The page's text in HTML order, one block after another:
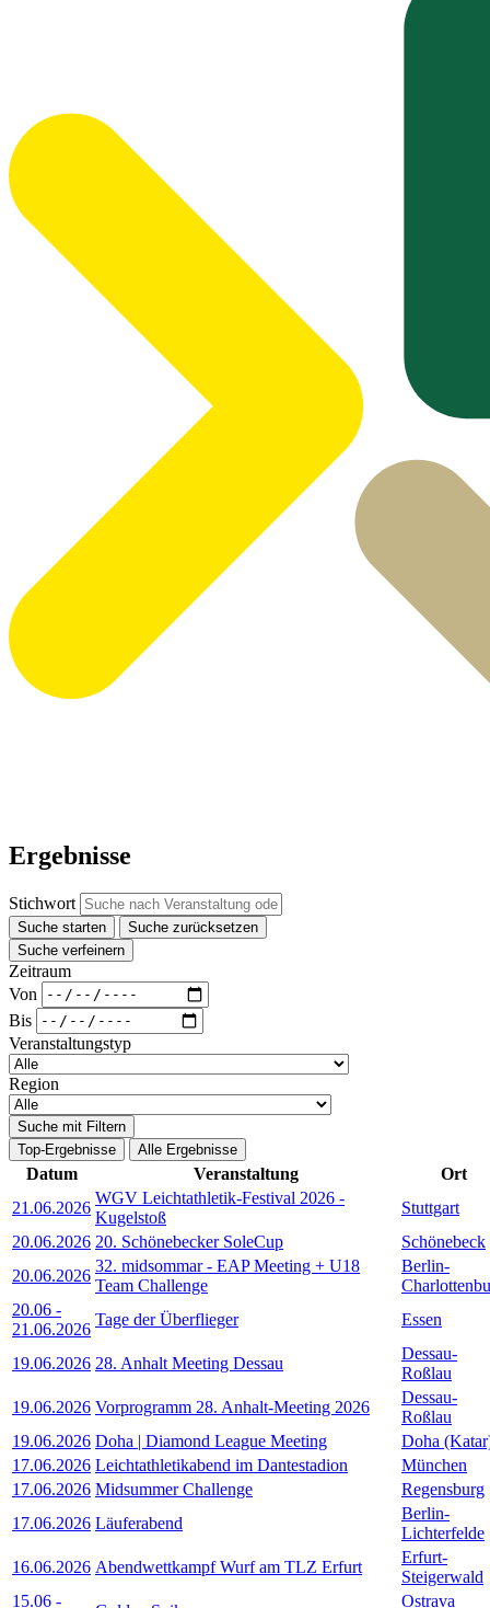
Ergebnisse
Stichwort
Suche starten
Suche zurücksetzen
Suche verfeinern
Zeitraum
Von
Bis
Veranstaltungstyp
Region
Suche mit Filtern
Top-Ergebnisse
Alle Ergebnisse
Datum Veranstaltung
Ort
21.06.2026
WGV Leichtathletik-Festival 2026 -
Kugelstoß
Stuttgart
20.06.2026 20. Schönebecker SoleCup
Schönebeck
20.06.2026
32. midsommar - EAP Meeting + U18
Team Challenge
Berlin-
20.06 -
21.06.2026
Tage der Überflieger Essen
19.06.2026 28. Anhalt Meeting Dessau
Dessau-
Roßlau
19.06.2026 Vorprogramm 28. Anhalt-Meeting 2026
Dessau-
Roßlau
19.06.2026 Doha | Diamond League Meeting
Doha
17.06.2026 Leichtathletikabend im Dantestadion
München
17.06.2026 Midsummer Challenge
Regensburg
17.06.2026 Läuferabend
Berlin-
Lichterfelde
16.06.2026 Abendwettkampf Wurf am TLZ Erfurt
Erfurt-
Steigerwald
15.06 - Ostrava